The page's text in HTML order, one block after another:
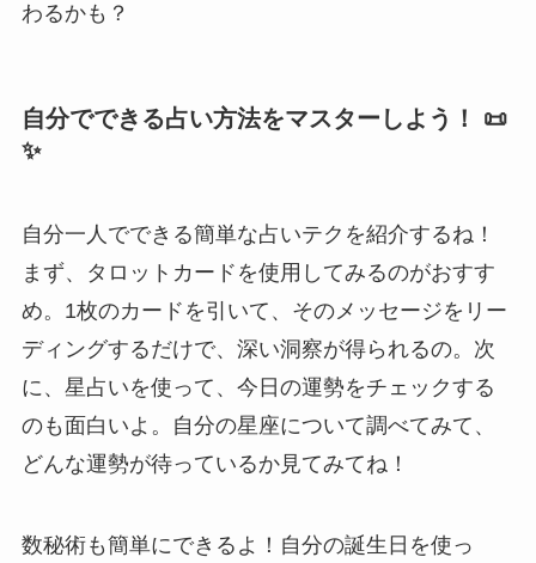
わるかも？
自分でできる占い方法をマスターしよう！ 📜
✨
自分一人でできる簡単な占いテクを紹介するね！
まず、タロットカードを使用してみるのがおすす
め。1枚のカードを引いて、そのメッセージをリー
ディングするだけで、深い洞察が得られるの。次
に、星占いを使って、今日の運勢をチェックする
のも面白いよ。自分の星座について調べてみて、
どんな運勢が待っているか見てみてね！
数秘術も簡単にできるよ！自分の誕生日を使っ